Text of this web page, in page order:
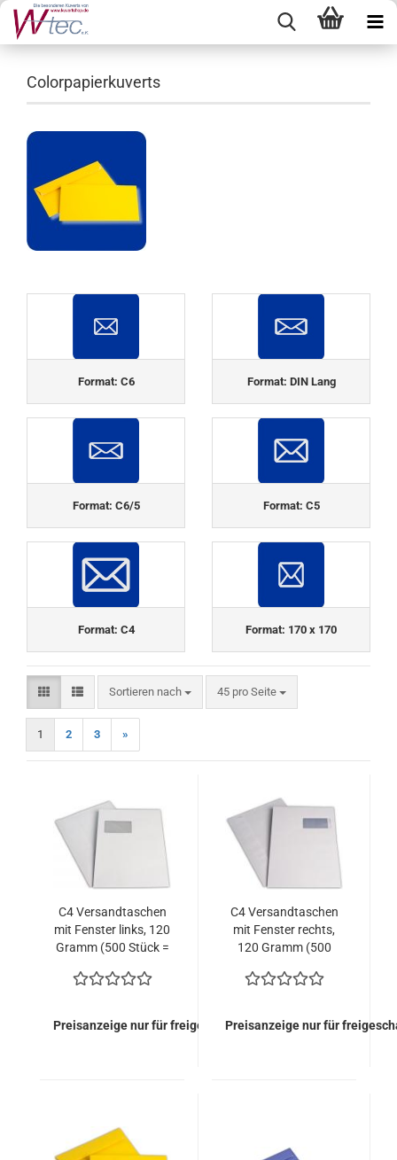
Colorpapierkuverts
Format: C6 Format: DIN Lang
Format: C6/5 Format: C5
Format: C4 Format: 170 x 170
Sortieren nach
Sortieren nach 45 pro Seite
pro Seite
1 2 3 »
C4 Versandtaschen
mit Fenster links, 120
Gramm (500 Stück =
Preisanzeige nur für freigeschaltete Kunden
C4 Versandtaschen
mit Fenster rechts,
120 Gramm (500
Preisanzeige nur für